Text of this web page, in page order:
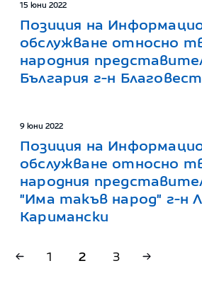
15 юни 2022
Позиция на
обслужване относно
народния
България г-н
9 юни 2022
Позиция на
обслужване относно
народния
"Има такъв народ" г-н
Каримански
1 2 3